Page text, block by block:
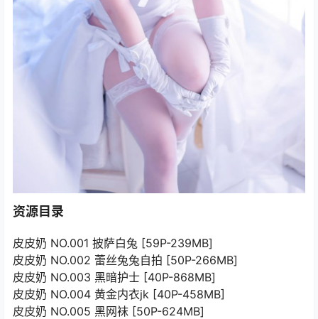
资源目录
皮皮奶 NO.001 披萨白兔 [59P-239MB]
皮皮奶 NO.002 蕾丝兔兔自拍 [50P-266MB]
皮皮奶 NO.003 黑暗护士 [40P-868MB]
皮皮奶 NO.004 黄金内衣jk [40P-458MB]
皮皮奶 NO.005 黑网袜 [50P-624MB]